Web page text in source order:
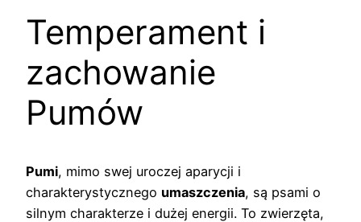
Temperament i
zachowanie
Pumów
Pumi, mimo swej uroczej aparycji i
charakterystycznego umaszczenia, są psami o
silnym charakterze i dużej energii. To zwierzęta,